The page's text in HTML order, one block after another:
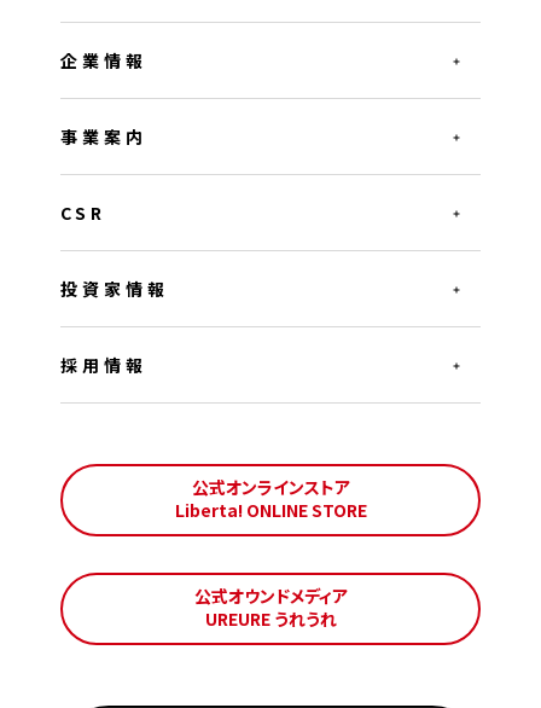
企業情報
事業案内
CSR
投資家情報
採用情報
公式オンラインストア
Liberta! ONLINE STORE
公式オウンドメディア
UREURE うれうれ